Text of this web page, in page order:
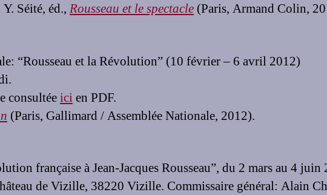
Séité, éd., Rousseau et le spectacle (Paris, Armand Colin,
“Rousseau et la Révolution” (10 février – 6 avril 2012)
consultéeicien PDF.
(Paris, Gallimard / Assemblée Nationale, 2012).
française à Jean-Jacques Rousseau”, du 2 mars au 4 juin
de Vizille, 38220 Vizille. Commissaire général: Alain